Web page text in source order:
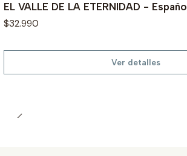
EL VALLE DE LA ETERNIDAD - Español
$32.990
Ver detalles